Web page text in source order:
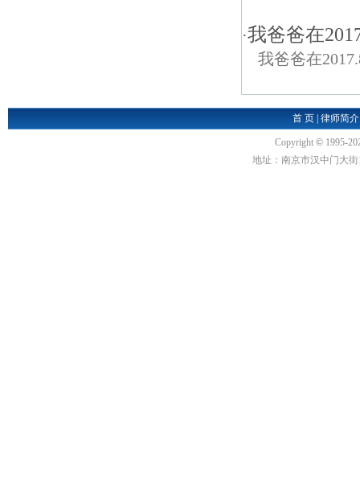
·我爸爸在
我爸爸在
首 页 |律师简介
Copyright © 1995-
地址：南京市汉中门大街